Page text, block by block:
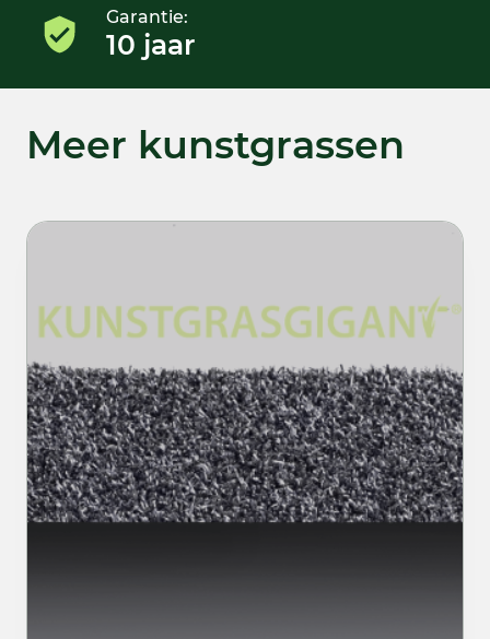
Garantie:
10 jaar
Meer kunstgrassen